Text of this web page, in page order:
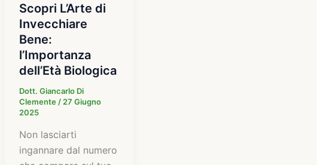
Scopri L’Arte di
Invecchiare
Bene:
l’Importanza
dell’Età Biologica
Dott. Giancarlo Di
Clemente / 27 Giugno
2025
Non lasciarti
ingannare dal numero